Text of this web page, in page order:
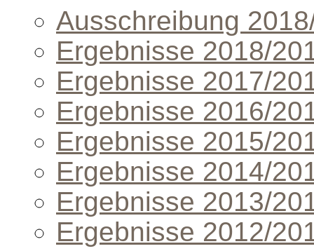
Ausschreibung
Ergebnisse 2018/
Ergebnisse 2017/
Ergebnisse 2016/
Ergebnisse 2015/
Ergebnisse 2014/
Ergebnisse 2013/
Ergebnisse 2012/